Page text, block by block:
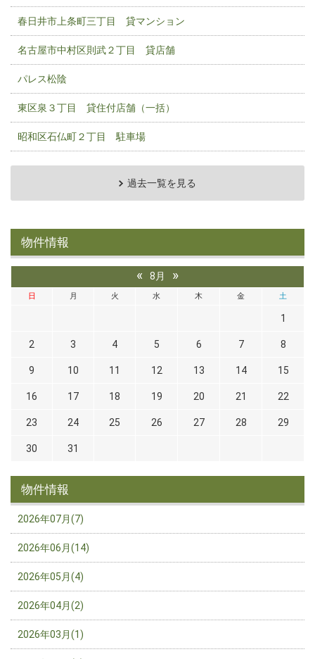
春日井市上条町三丁目 貸マンション
名古屋市中村区則武２丁目 貸店舗
パレス松陰
東区泉３丁目 貸住付店舗（一括）
昭和区石仏町２丁目 駐車場
過去一覧を見る
物件情報
« 8月 »
日 月 火 水 木 金 土
1
2 3 4 5 6 7 8
9 10 11 12 13 14 15
16 17 18 19 20 21 22
23 24 25 26 27 28 29
30 31
物件情報
2026年07月(7)
2026年06月(14)
2026年05月(4)
2026年04月(2)
2026年03月(1)